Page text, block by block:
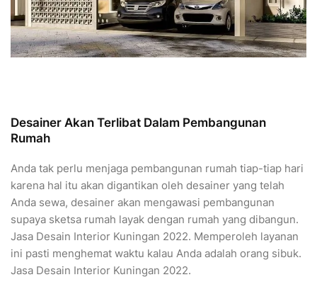
Desainer Akan Terlibat Dalam Pembangunan
Rumah
Anda tak perlu menjaga pembangunan rumah tiap-tiap hari
karena hal itu akan digantikan oleh desainer yang telah
Anda sewa, desainer akan mengawasi pembangunan
supaya sketsa rumah layak dengan rumah yang dibangun.
Jasa Desain Interior Kuningan 2022. Memperoleh layanan
ini pasti menghemat waktu kalau Anda adalah orang sibuk.
Jasa Desain Interior Kuningan 2022.